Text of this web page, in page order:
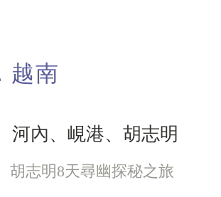
越南
河內、峴港、胡志明
胡志明8天尋幽探秘之旅